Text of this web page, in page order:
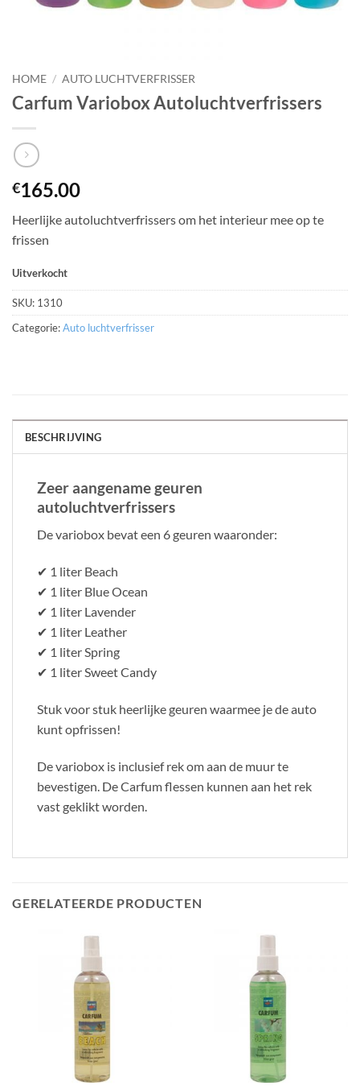
HOME / AUTO LUCHTVERFRISSER
Carfum Variobox Autoluchtverfrissers
€165.00
Heerlijke autoluchtverfrissers om het interieur mee op te
frissen
Uitverkocht
SKU: 1310
Categorie:Auto luchtverfrisser
BESCHRIJVING
Zeer aangename geuren
autoluchtverfrissers
De variobox bevat een 6 geuren waaronder:
✔ 1 liter Beach
✔ 1 liter Blue Ocean
✔ 1 liter Lavender
✔ 1 liter Leather
✔ 1 liter Spring
✔ 1 liter Sweet Candy
Stuk voor stuk heerlijke geuren waarmee je de auto
kunt opfrissen!
De variobox is inclusief rek om aan de muur te
bevestigen. De Carfum flessen kunnen aan het rek
vast geklikt worden.
GERELATEERDE PRODUCTEN